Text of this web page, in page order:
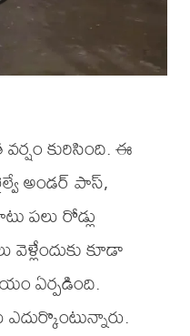
కురిసింది. ఈ
అండర్ పాస్,
పలు రోడ్లు
కూడా
ఏర్పడింది.